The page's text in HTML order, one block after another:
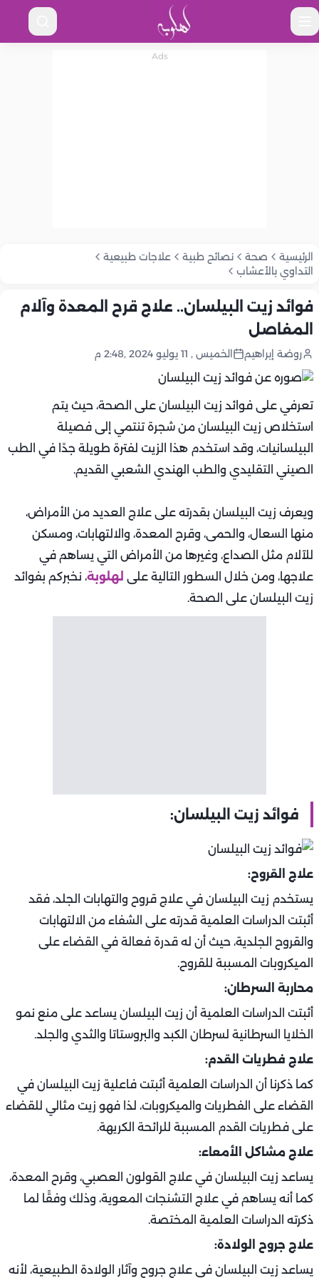
الرئيسية صحة نصائح طبية
علاجات طبيعية
التداوي بالأعشاب
فوائد زيت البيلسان.. علاج قرح المعدة وآلام
المفاصل
روضة إبراهيم الخميس , 11 يوليو 2024 ,2:48 م
تعرفي على فوائد زيت البيلسان على الصحة، حيث يتم
استخلاص زيت البيلسان من شجرة تنتمي إلى فصيلة
البيلسانيات، وقد استخدم هذا الزيت لفترة طويلة جدًا في الطب
الصيني التقليدي والطب الهندي الشعبي القديم.
ويعرف زيت البيلسان بقدرته على علاج العديد من الأمراض،
منها السعال، والحمى، وقرح المعدة، والالتهابات، ومسكن
للآلام مثل الصداع، وغيرها من الأمراض التي يساهم في
علاجها، ومن خلال السطور التالية على لهلوبة، نخبركم بفوائد
زيت البيلسان على الصحة.
فوائد زيت البيلسان:
علاج القروح:
يستخدم زيت البيلسان في علاج قروح والتهابات الجلد، فقد
أثبتت الدراسات العلمية قدرته على الشفاء من الالتهابات
والقروح الجلدية، حيث أن له قدرة فعالة في القضاء على
الميكروبات المسببة للقروح.
محاربة السرطان:
أثبتت الدراسات العلمية أن زيت البيلسان يساعد على منع نمو
الخلايا السرطانية لسرطان الكبد والبروستاتا والثدي والجلد.
علاج فطريات القدم:
كما ذكرنا أن الدراسات العلمية أثبتت فاعلية زيت البيلسان في
القضاء على الفطريات والميكروبات، لذا فهو زيت مثالي للقضاء
على فطريات القدم المسببة للرائحة الكريهة.
علاج مشاكل الأمعاء:
يساعد زيت البيلسان في علاج القولون العصبي، وقرح المعدة،
كما أنه يساهم في علاج التشنجات المعوية، وذلك وفقًا لما
ذكرته الدراسات العلمية المختصة.
علاج جروح الولادة:
يساعد زيت البيلسان في علاج جروح وآثار الولادة الطبيعية، لأنه